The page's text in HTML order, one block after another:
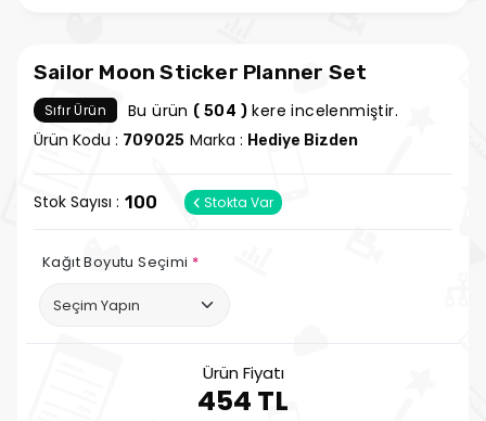
Sailor Moon Sticker Planner Set
Sıfır Ürün Bu ürün ( 504 ) kere incelenmiştir.
Ürün Kodu : 709025 Marka : Hediye Bizden
Stok Sayısı : 100 Stokta Var
Kağıt Boyutu Seçimi *
Ürün Fiyatı
454 TL